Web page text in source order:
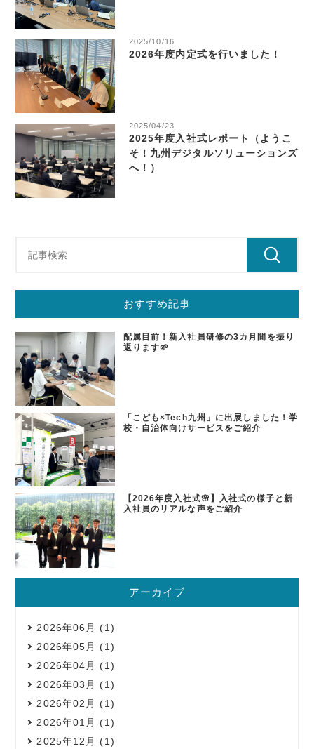
2025/10/16
2026年度内定式を行いました！
2025/04/23
2025年度入社式レポート（ようこ
そ！九州デジタルソリューションズ
へ！）
おすすめ記事
配属目前！新入社員研修の3カ月間を振り
返ります🌱
「こども×Tech九州」に出展しました！学
校・自治体向けサービスをご紹介
【2026年度入社式🌸】入社式の様子と新
入社員のリアルな声をご紹介
アーカイブ
2026年06月 (1)
2026年05月 (1)
2026年04月 (1)
2026年03月 (1)
2026年02月 (1)
2026年01月 (1)
2025年12月 (1)